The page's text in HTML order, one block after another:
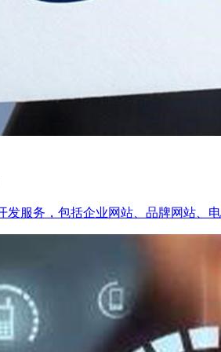
发服务，包括企业网站、品牌网站、